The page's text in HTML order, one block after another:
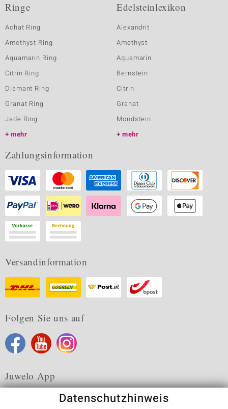
Ringe
Achat Ring
Amethyst Ring
Aquamarin Ring
Citrin Ring
Diamant Ring
Granat Ring
Jade Ring
mehr
Edelsteinlexikon
Alexandrit
Amethyst
Aquamarin
Bernstein
Citrin
Granat
Mondstein
mehr
Zahlungsinformation
Versandinformation
Folgen Sie uns auf
Juwelo App
Datenschutzhinweis